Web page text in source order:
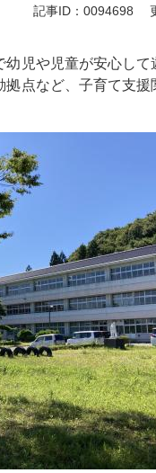
記事ID：0094698
児や児童が安心し
点など、子育て支